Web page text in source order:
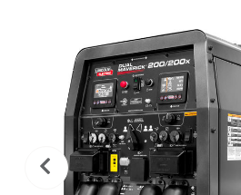
Précédent